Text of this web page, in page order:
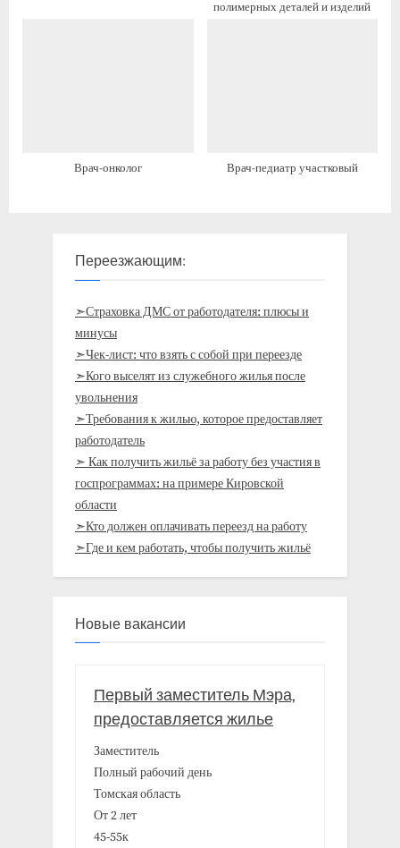
полимерных деталей и изделий
Врач-онколог Врач-педиатр участковый
Переезжающим:
➣Страховка ДМС от работодателя: плюсы и
минусы
➣Чек-лист: что взять с собой при переезде
➣Кого выселят из служебного жилья после
увольнения
➣Требования к жилью, которое предоставляет
работодатель
➣ Как получить жильё за работу без участия в
госпрограммах: на примере Кировской
области
➣Кто должен оплачивать переезд на работу
➣Где и кем работать, чтобы получить жильё
Новые вакансии
Первый заместитель Мэра,
предоставляется жилье
Заместитель
Полный рабочий день
Томская область
От 2 лет
45-55к